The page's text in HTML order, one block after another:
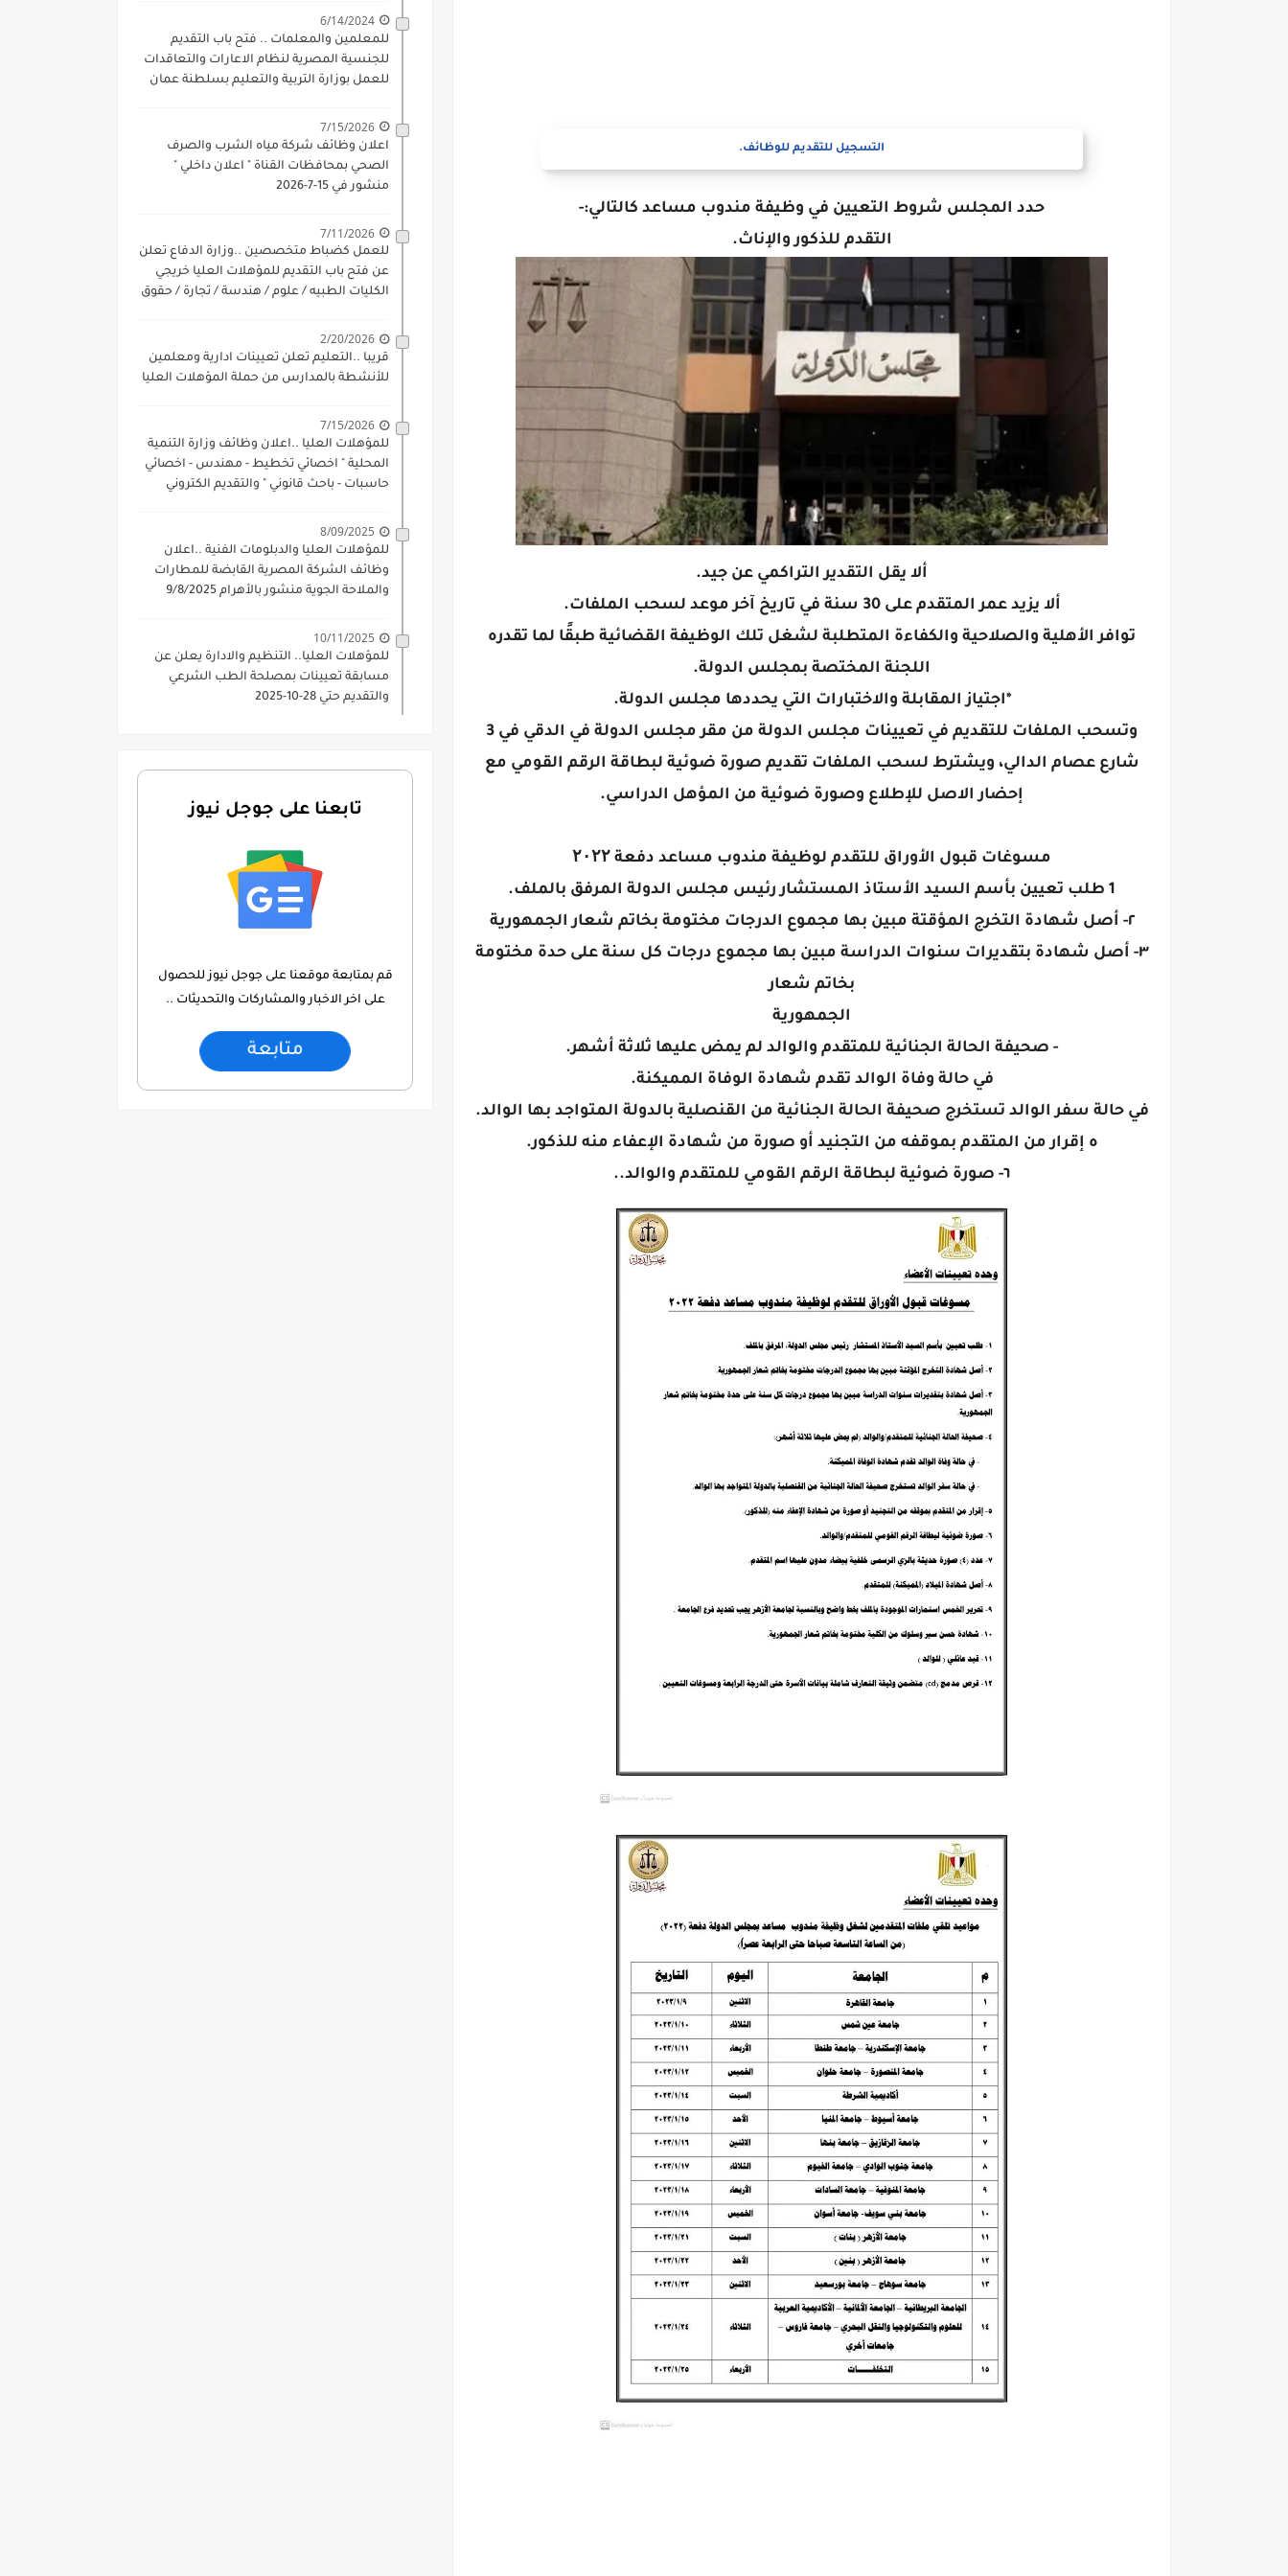
التسجيل للتقديم للوظائف.
حدد المجلس شروط التعيين في وظيفة مندوب مساعد كالتالي:-
التقدم للذكور والإناث.
ألا يقل التقدير التراكمي عن جيد.
ألا يزيد عمر المتقدم على 30 سنة في تاريخ آخر موعد لسحب الملفات.
توافر الأهلية والصلاحية والكفاءة المتطلبة لشغل تلك الوظيفة القضائية طبقًا لما تقدره
اللجنة المختصة بمجلس الدولة.
*اجتياز المقابلة والاختبارات التي يحددها مجلس الدولة.
وتسحب الملفات للتقديم في تعيينات مجلس الدولة من مقر مجلس الدولة في الدقي في 3
شارع عصام الدالي، ويشترط لسحب الملفات تقديم صورة ضوئية لبطاقة الرقم القومي مع
إحضار الاصل للإطلاع وصورة ضوئية من المؤهل الدراسي.
مسوغات قبول الأوراق للتقدم لوظيفة مندوب مساعد دفعة ۲۰۲۲
1 طلب تعيين بأسم السيد الأستاذ المستشار رئيس مجلس الدولة المرفق بالملف.
٢- أصل شهادة التخرج المؤقتة مبين بها مجموع الدرجات مختومة بخاتم شعار الجمهورية
٣- أصل شهادة بتقديرات سنوات الدراسة مبين بها مجموع درجات كل سنة على حدة مختومة
بخاتم شعار
الجمهورية
- صحيفة الحالة الجنائية للمتقدم والوالد لم يمض عليها ثلاثة أشهر.
في حالة وفاة الوالد تقدم شهادة الوفاة المميكنة.
في حالة سفر الوالد تستخرج صحيفة الحالة الجنائية من القنصلية بالدولة المتواجد بها الوالد.
ه إقرار من المتقدم بموقفه من التجنيد أو صورة من شهادة الإعفاء منه للذكور.
٦- صورة ضوئية لبطاقة الرقم القومي للمتقدم والوالد..
6/14/2024
للمعلمين والمعلمات .. فتح باب التقديم
للجنسية المصرية لنظام الاعارات والتعاقدات
للعمل بوزارة التربية والتعليم بسلطنة عمان
7/15/2026
اعلان وظائف شركة مياه الشرب والصرف
الصحي بمحافظات القناة " اعلان داخلي "
منشور في 15-7-2026
7/11/2026
للعمل كضباط متخصصين ..وزارة الدفاع تعلن
عن فتح باب التقديم للمؤهلات العليا خريجي
الكليات الطبيه / علوم / هندسة / تجارة / حقوق
2/20/2026
قريبا ..التعليم تعلن تعيينات ادارية ومعلمين
للأنشطة بالمدارس من حملة المؤهلات العليا
7/15/2026
للمؤهلات العليا ..اعلان وظائف وزارة التنمية
المحلية " اخصائي تخطيط - مهندس - اخصائي
حاسبات - باحث قانوني " والتقديم الكتروني
8/09/2025
للمؤهلات العليا والدبلومات الفنية ..اعلان
وظائف الشركة المصرية القابضة للمطارات
والملاحة الجوية منشور بالأهرام 9/8/2025
10/11/2025
للمؤهلات العليا.. التنظيم والادارة يعلن عن
مسابقة تعيينات بمصلحة الطب الشرعي
والتقديم حتي 28-10-2025
تابعنا على جوجل نيوز
قم بمتابعة موقعنا على جوجل نيوز للحصول
على اخر الاخبار والمشاركات والتحديثات ..
متابعة